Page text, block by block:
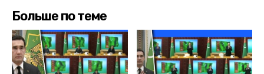
Больше по теме